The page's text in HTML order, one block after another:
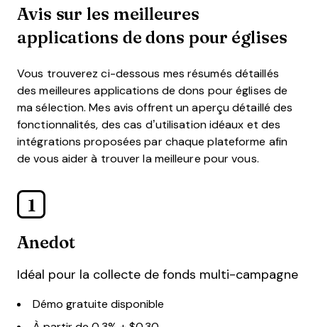
Avis sur les meilleures
applications de dons pour églises
Vous trouverez ci-dessous mes résumés détaillés
des meilleures applications de dons pour églises de
ma sélection. Mes avis offrent un aperçu détaillé des
fonctionnalités, des cas d’utilisation idéaux et des
intégrations proposées par chaque plateforme afin
de vous aider à trouver la meilleure pour vous.
1
Anedot
Idéal pour la collecte de fonds multi-campagne
Démo gratuite disponible